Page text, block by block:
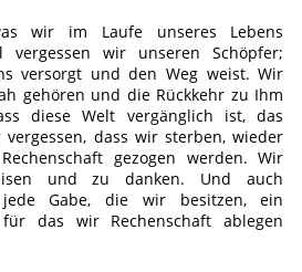
wir im Laufe unseres Lebens
vergessen wir unseren Schöpfer;
versorgt und den Weg weist. Wir
gehören und die Rückkehr zu Ihm
diese Welt vergänglich ist, das
vergessen, dass wir sterben, wieder
gezogen werden. Wir
und zu danken. Und auch
Gabe, die wir besitzen, ein
das wir Rechenschaft ablegen